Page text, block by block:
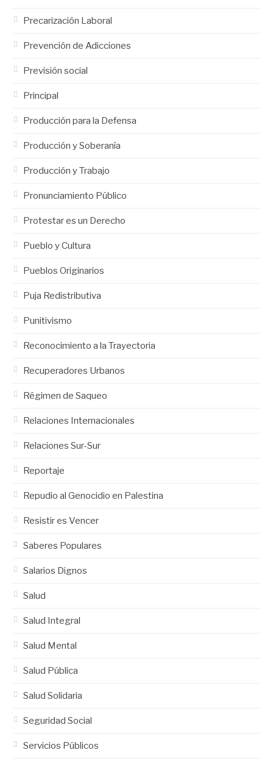
Precarización Laboral
Prevención de Adicciones
Previsión social
Principal
Producción para la Defensa
Producción y Soberanía
Producción y Trabajo
Pronunciamiento Público
Protestar es un Derecho
Pueblo y Cultura
Pueblos Originarios
Puja Redistributiva
Punitivismo
Reconocimiento a la Trayectoria
Recuperadores Urbanos
Régimen de Saqueo
Relaciones Internacionales
Relaciones Sur-Sur
Reportaje
Repudio al Genocidio en Palestina
Resistir es Vencer
Saberes Populares
Salarios Dignos
Salud
Salud Integral
Salud Mental
Salud Pública
Salud Solidaria
Seguridad Social
Servicios Públicos